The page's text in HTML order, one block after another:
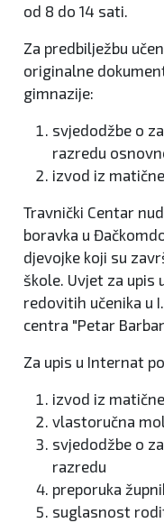
od 8 do 14 sati.
Za predbilježbu
originalne
gimnazije:
svjedodžbe o
razredu
izvod iz
Travnički Centar
boravka u
djevojke koji su
škole. Uvjet za upis
redovitih učenika u
centra "Petar
Za upis u Internat
izvod iz
vlastoručna
svjedodžbe o
razredu
preporuka
suglasnost